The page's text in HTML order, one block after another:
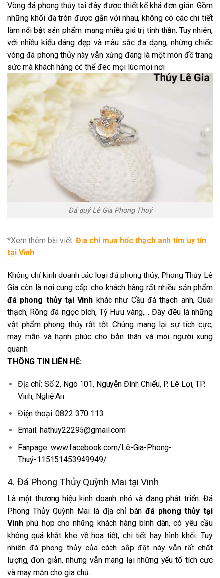
Vòng đá phong thủy tại đây được thiết kế khá đơn giản. Gồm
những khối đá tròn được gắn với nhau, không có các chi tiết
làm nổi bật sản phẩm, mang nhiều giá trị tinh thần. Tuy nhiên,
với nhiều kiểu dáng đẹp và màu sắc đa dạng, những chiếc
vòng đá phong thủy này vẫn xứng đáng là một món đồ trang
sức mà khách hàng có thể đeo mọi lúc mọi nơi.
Đá quý Lê Gia Phong Thuỷ
*Xem thêm bài viết: Địa chỉ mua hốc thạch anh tím uy tín
tại Vinh
Không chỉ kinh doanh các loại đá phong thủy, Phong Thủy Lê
Gia còn là nơi cung cấp cho khách hàng rất nhiều sản phẩm
đá phong thủy tại Vinh khác như Cầu đá thạch anh, Quái
thạch, Rồng đá ngọc bích, Tỳ Hưu vàng,… Đây đều là những
vật phẩm phong thủy rất tốt. Chúng mang lại sự tích cực,
may mắn và hạnh phúc cho bản thân và mọi người xung
quanh.
THÔNG TIN LIÊN HỆ:
Địa chỉ: Số 2, Ngõ 101, Nguyễn Đình Chiểu, P. Lê Lợi, TP.
Vinh, Nghệ An
Điện thoại: 0822 370 113
Email: hathuy22295@gmail.com
Fanpage: www.facebook.com/Lê-Gia-Phong-
Thuỷ-115151453949949/
4. Đá Phong Thủy Quỳnh Mai tại Vinh
Là một thương hiệu kinh doanh nhỏ và đang phát triển. Đá
Phong Thủy Quỳnh Mai là địa chỉ bán đá phong thủy tại
Vinhphù hợp cho những khách hàng bình dân, có yêu cầu
không quá khắt khe về hoa tiết, chi tiết hay hình khối. Tuy
nhiên đá phong thủy của cách sắp đặt này vẫn rất chất
lượng, đơn giản, nhưng vẫn mang lại những yếu tố tích cực
và may mắn cho gia chủ.